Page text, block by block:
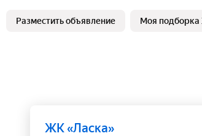
Разместить объявление Моя
ЖК «Ласка»